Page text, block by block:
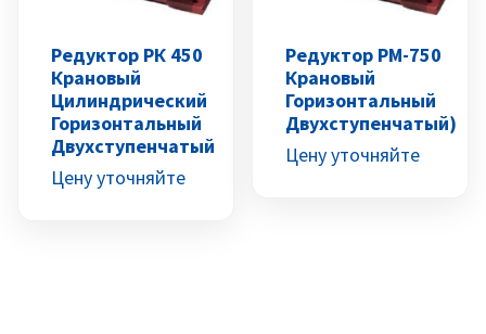
Редуктор РК 450
Крановый
Цилиндрический
Горизонтальный
Двухступенчатый
Цену уточняйте
Редуктор РМ-750
Крановый
Горизонтальный
Двухступенчатый)
Цену уточняйте